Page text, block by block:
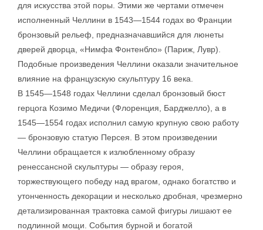
для искусства этой поры. Этими же чертами отмечен
исполненный Челлини в 1543—1544 годах во Франции
бронзовый рельеф, предназначавшийся для люнеты
дверей дворца, «Нимфа Фонтенбло» (Париж, Лувр).
Подобные произведения Челлини оказали значительное
влияние на французскую скульптуру 16 века.
В 1545—1548 годах Челлини сделал бронзовый бюст
герцога Козимо Медичи (Флоренция, Барджелло), а в
1545—1554 годах исполнил самую крупную свою работу
— бронзовую статую Персея. В этом произведении
Челлини обращается к излюбленному образу
ренессансной скульптуры — образу героя,
торжествующего победу над врагом, однако богатство и
утонченность декорации и несколько дробная, чрезмерно
детализированная трактовка самой фигуры лишают ее
подлинной мощи. События бурной и богатой